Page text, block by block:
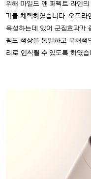
위해 마일드 앤 퍼펙트 라인
기를 채택하였습니다. 오프
육성하는데 있어 군집효과가
펌프 색상을 통일하고 무채색
리로 인식될 수 있도록 하였습